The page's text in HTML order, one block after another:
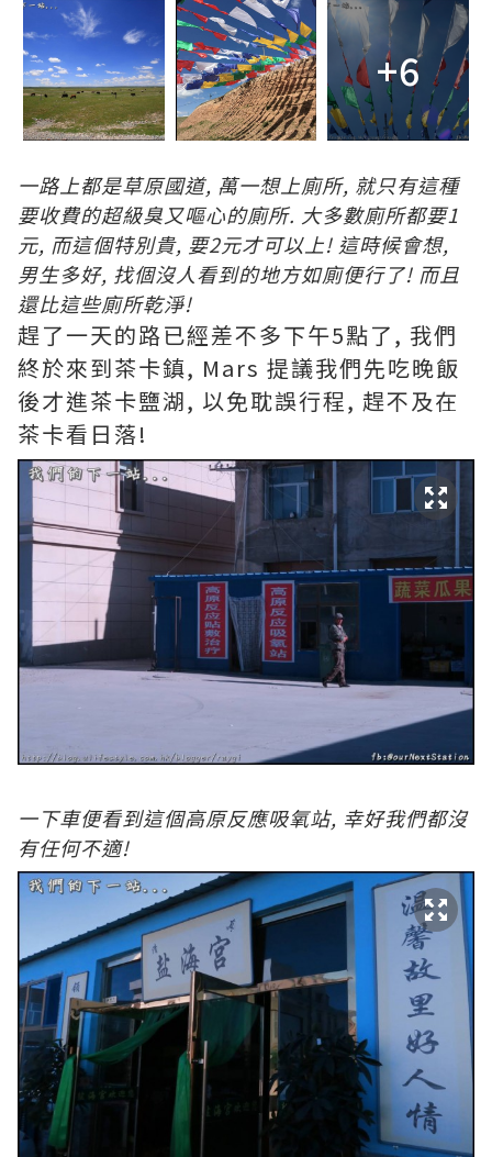
+6
一路上都是草原國道, 萬一想上廁所, 就只有這種
要收費的超級臭又嘔心的廁所. 大多數廁所都要1
元, 而這個特別貴, 要2元才可以上! 這時候會想,
男生多好, 找個沒人看到的地方如廁便行了! 而且
還比這些廁所乾淨!
趕了一天的路已經差不多下午5點了, 我們
終於來到茶卡鎮, Mars 提議我們先吃晚飯
後才進茶卡鹽湖, 以免耽誤行程, 趕不及在
茶卡看日落!
一下車便看到這個高原反應吸氧站, 幸好我們都沒
有任何不適!